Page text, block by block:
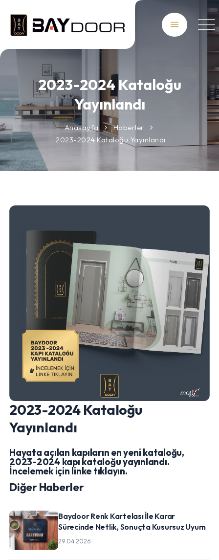
2023-2024 Kataloğu
Yayınlandı
Anasayfa
Haberler
2023-2024 Kataloğu Yayınlandı
2023-2024 Kataloğu
Yayınlandı
Hayata açılan kapıların en yeni kataloğu,
2023-2024 kapı kataloğu yayınlandı.
İncelemek için linke tıklayın.
Diğer Haberler
Baydoor Renk Kartelası İle Karar
Sürecinde Netlik, Sonuçta Kusursuz Uyum
29.04.2026